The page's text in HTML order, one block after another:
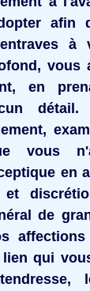
afin
à
vous
en
détail.
vous
en
et
de
qui